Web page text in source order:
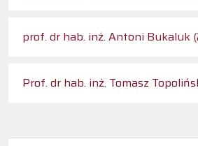
prof. dr hab. inż. Antoni Bukaluk
Prof. dr hab. inż. Tomasz